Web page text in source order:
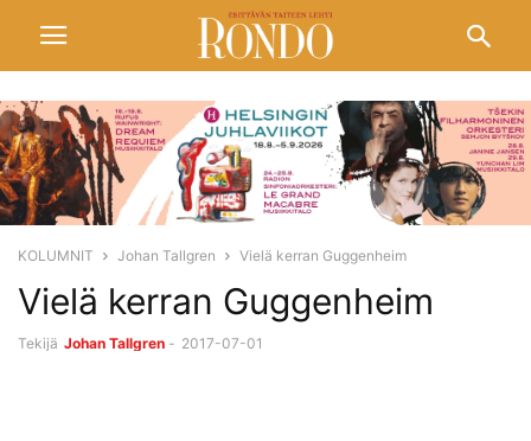
KOLUMNIT Johan Tallgren Vielä kerran Guggenheim
Vielä kerran Guggenheim
Tekijä Johan Tallgren - 2017-07-01